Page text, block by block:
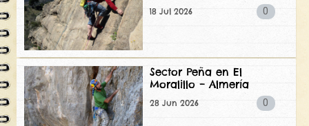
18 Jul 2026 0
Sector Peña en El
Moralillo – Almería
28 Jun 2026 0